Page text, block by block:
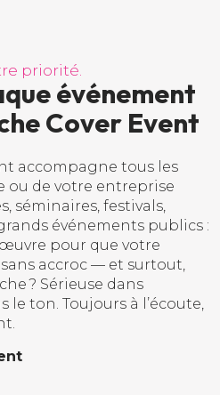
re priorité.
queévénement
heCover Event
accompagne tous les
ou de votre entreprise
séminaires, festivals,
événements publics :
pour que votre
accroc — et surtout,
? Sérieuse dans
le ton. Toujours à l’écoute,